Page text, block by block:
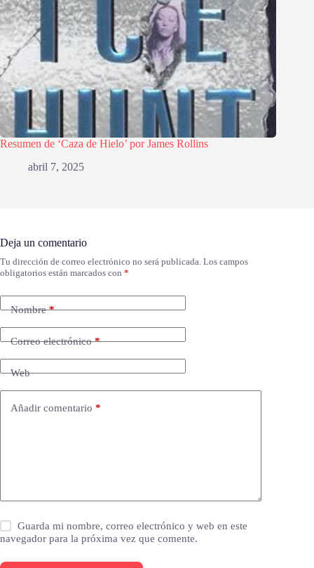
Resumen de ‘Caza de Hielo’ por James Rollins
abril 7, 2025
Deja un comentario
Tu dirección de correo electrónico no será publicada. Los campos
obligatorios están marcados con *
Nombre*
Correo electrónico*
Web
Añadir comentario *
Guarda mi nombre, correo electrónico y web en este
navegador para la próxima vez que comente.